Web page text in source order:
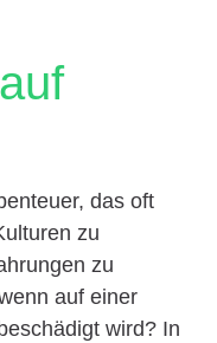
das oft
zu
zu
auf einer
wird? In